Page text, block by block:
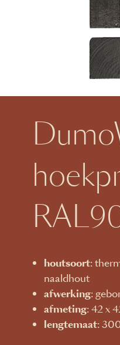
houtsoort:
naaldhout
afwerking:
afmeting: 42 x
lengtemaat: